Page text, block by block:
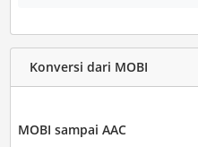
Konversi dari MOBI
MOBI sampai AAC